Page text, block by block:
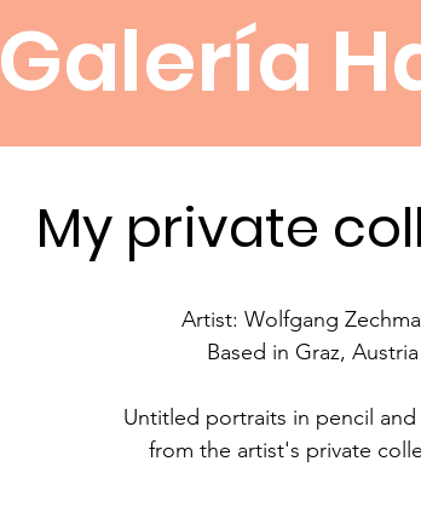
Galería
My private
Artist: Wolfgang
Based in Graz, Austria
Untitled portraits in pencil and
from the artist's private